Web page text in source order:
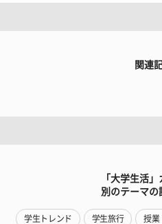
関連
「大学生活
別のテーマの
学生トレンド 学生旅行 授業